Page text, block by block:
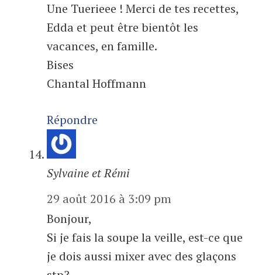
Une Tuerieee ! Merci de tes recettes,
Edda et peut être bientôt les
vacances, en famille.
Bises
Chantal Hoffmann
Répondre
Sylvaine et Rémi
29 août 2016 à 3:09 pm
Bonjour,
Si je fais la soupe la veille, est-ce que
je dois aussi mixer avec des glaçons